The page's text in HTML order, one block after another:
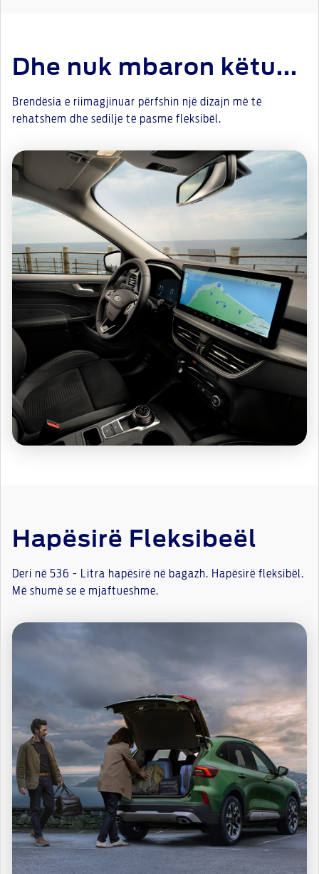
Dhe nuk mbaron këtu...
Brendësia e riimagjinuar përfshin një dizajn më të
rehatshem dhe sedilje të pasme fleksibël.
Hapësirë Fleksibeël
Deri në 536 - Litra hapësirë ​​në bagazh. Hapësirë ​​fleksibël.
Më shumë se e mjaftueshme.